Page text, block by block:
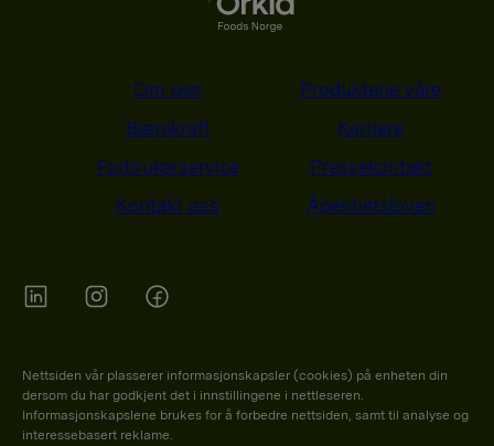
Om oss
Produktene våre
Bærekraft
Karriere
Forbrukerservice
Pressekontakt
Kontakt oss
Åpenhetsloven
Nettsiden vår plasserer informasjonskapsler (cookies) på enheten din
dersom du har godkjent det i innstillingene i nettleseren.
Informasjonskapslene brukes for å forbedre nettsiden, samt til analyse og
interessebasert reklame.